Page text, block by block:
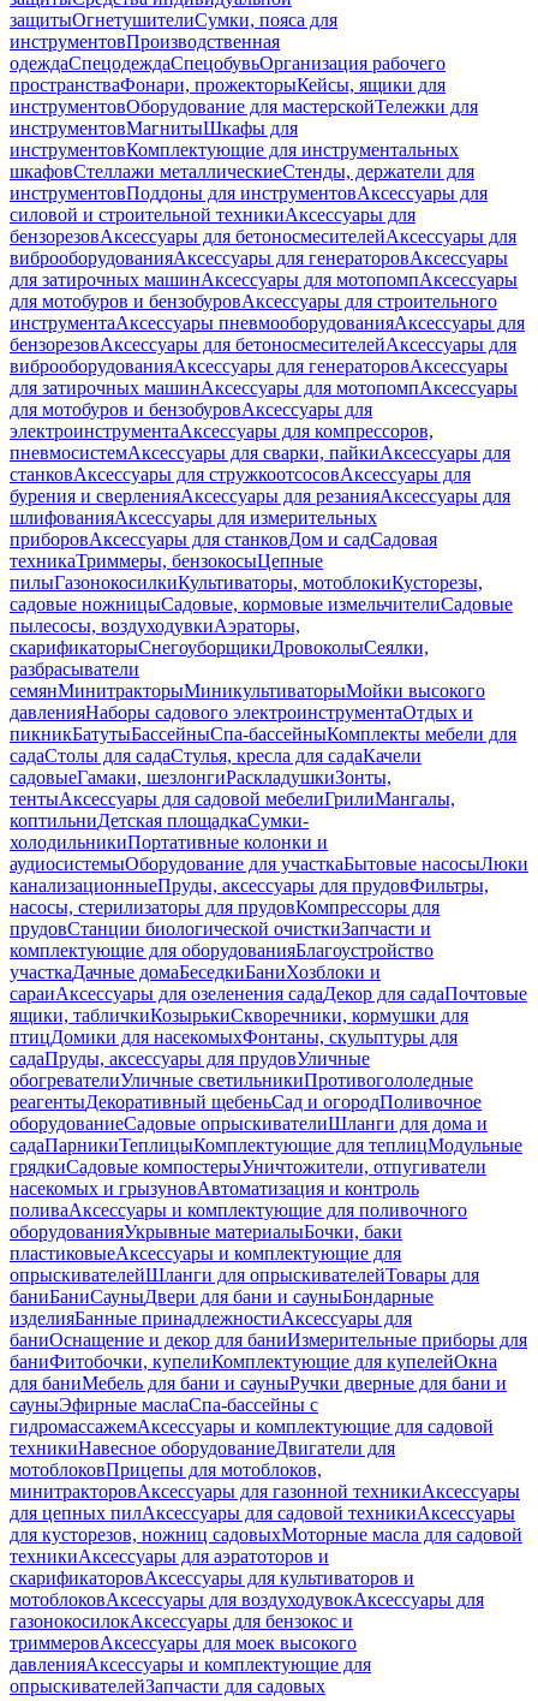
защитыОгнетушителиСумки, пояса для
инструментовПроизводственная
одеждаСпецодеждаСпецобувьОрганизация рабочего
пространстваФонари, прожекторыКейсы, ящики для
инструментовОборудование для мастерскойТележки для
инструментовМагнитыШкафы для
инструментовКомплектующие для инструментальных
шкафовСтеллажи металлическиеСтенды, держатели для
инструментовПоддоны для инструментовАксессуары для
силовой и строительной техникиАксессуары для
бензорезовАксессуары для бетоносмесителейАксессуары для
виброоборудованияАксессуары для генераторовАксессуары
для затирочных машинАксессуары для мотопомпАксессуары
для мотобуров и бензобуровАксессуары для строительного
инструментаАксессуары пневмооборудованияАксессуары для
бензорезовАксессуары для бетоносмесителейАксессуары для
виброоборудованияАксессуары для генераторовАксессуары
для затирочных машинАксессуары для мотопомпАксессуары
для мотобуров и бензобуровАксессуары для
электроинструментаАксессуары для компрессоров,
пневмосистемАксессуары для сварки, пайкиАксессуары для
станковАксессуары для стружкоотсосовАксессуары для
бурения и сверленияАксессуары для резанияАксессуары для
шлифованияАксессуары для измерительных
приборовАксессуары для станковДом и садСадовая
техникаТриммеры, бензокосыЦепные
пилыГазонокосилкиКультиваторы, мотоблокиКусторезы,
садовые ножницыСадовые, кормовые измельчителиСадовые
пылесосы, воздуходувкиАэраторы,
скарификаторыСнегоуборщикиДровоколыСеялки,
разбрасыватели
семянМинитракторыМиникультиваторыМойки высокого
давленияНаборы садового электроинструментаОтдых и
пикникБатутыБассейныСпа-бассейныКомплекты мебели для
садаСтолы для садаСтулья, кресла для садаКачели
садовыеГамаки, шезлонгиРаскладушкиЗонты,
тентыАксессуары для садовой мебелиГрилиМангалы,
коптильниДетская площадкаСумки-
холодильникиПортативные колонки и
аудиосистемыОборудование для участкаБытовые насосыЛюки
канализационныеПруды, аксессуары для прудовФильтры,
насосы, стерилизаторы для прудовКомпрессоры для
прудовСтанции биологической очисткиЗапчасти и
комплектующие для оборудованияБлагоустройство
участкаДачные домаБеседкиБаниХозблоки и
сараиАксессуары для озеленения садаДекор для садаПочтовые
ящики, табличкиКозырькиСкворечники, кормушки для
птицДомики для насекомыхФонтаны, скульптуры для
садаПруды, аксессуары для прудовУличные
обогревателиУличные светильникиПротивогололедные
реагентыДекоративный щебеньСад и огородПоливочное
оборудованиеСадовые опрыскивателиШланги для дома и
садаПарникиТеплицыКомплектующие для теплицМодульные
грядкиСадовые компостерыУничтожители, отпугиватели
насекомых и грызуновАвтоматизация и контроль
поливаАксессуары и комплектующие для поливочного
оборудованияУкрывные материалыБочки, баки
пластиковыеАксессуары и комплектующие для
опрыскивателейШланги для опрыскивателейТовары для
баниБаниСауныДвери для бани и сауныБондарные
изделияБанные принадлежностиАксессуары для
баниОснащение и декор для баниИзмерительные приборы для
баниФитобочки, купелиКомплектующие для купелейОкна
для баниМебель для бани и сауныРучки дверные для бани и
сауныЭфирные маслаСпа-бассейны с
гидромассажемАксессуары и комплектующие для садовой
техникиНавесное оборудованиеДвигатели для
мотоблоковПрицепы для мотоблоков,
минитракторовАксессуары для газонной техникиАксессуары
для цепных пилАксессуары для садовой техникиАксессуары
для кусторезов, ножниц садовыхМоторные масла для садовой
техникиАксессуары для аэратоторов и
скарификаторовАксессуары для культиваторов и
мотоблоковАксессуары для воздуходувокАксессуары для
газонокосилокАксессуары для бензокос и
триммеровАксессуары для моек высокого
давленияАксессуары и комплектующие для
опрыскивателейЗапчасти для садовых